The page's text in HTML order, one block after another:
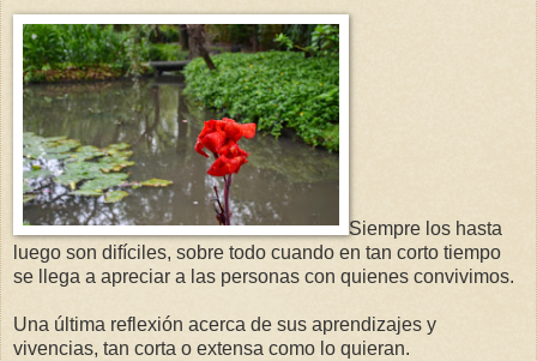
Siempre los hasta
luego son difíciles, sobre todo cuando en tan corto tiempo
se llega a apreciar a las personas con quienes convivimos.
Una última reflexión acerca de sus aprendizajes y
vivencias, tan corta o extensa como lo quieran.